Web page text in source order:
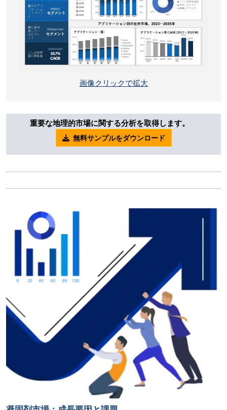
画像クリックで拡大
重要な地理的市場に関する分析を取得します。
無料サンプルをダウンロード